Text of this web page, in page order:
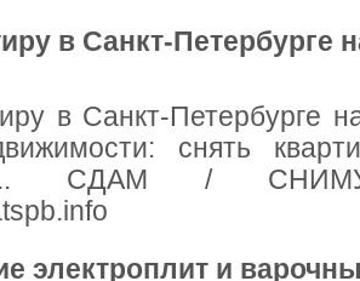
в Санкт-Петербурге
в Санкт-Петербурге
снять
СДАМ /
электроплит и